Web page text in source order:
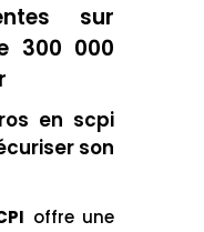
sur
300 000
en scpi
son
offre une